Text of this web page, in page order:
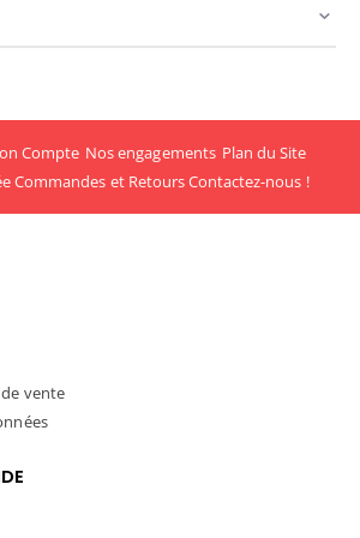
Compte Nos engagements Plan du Site
Commandes et RetoursContactez-nous !
vente